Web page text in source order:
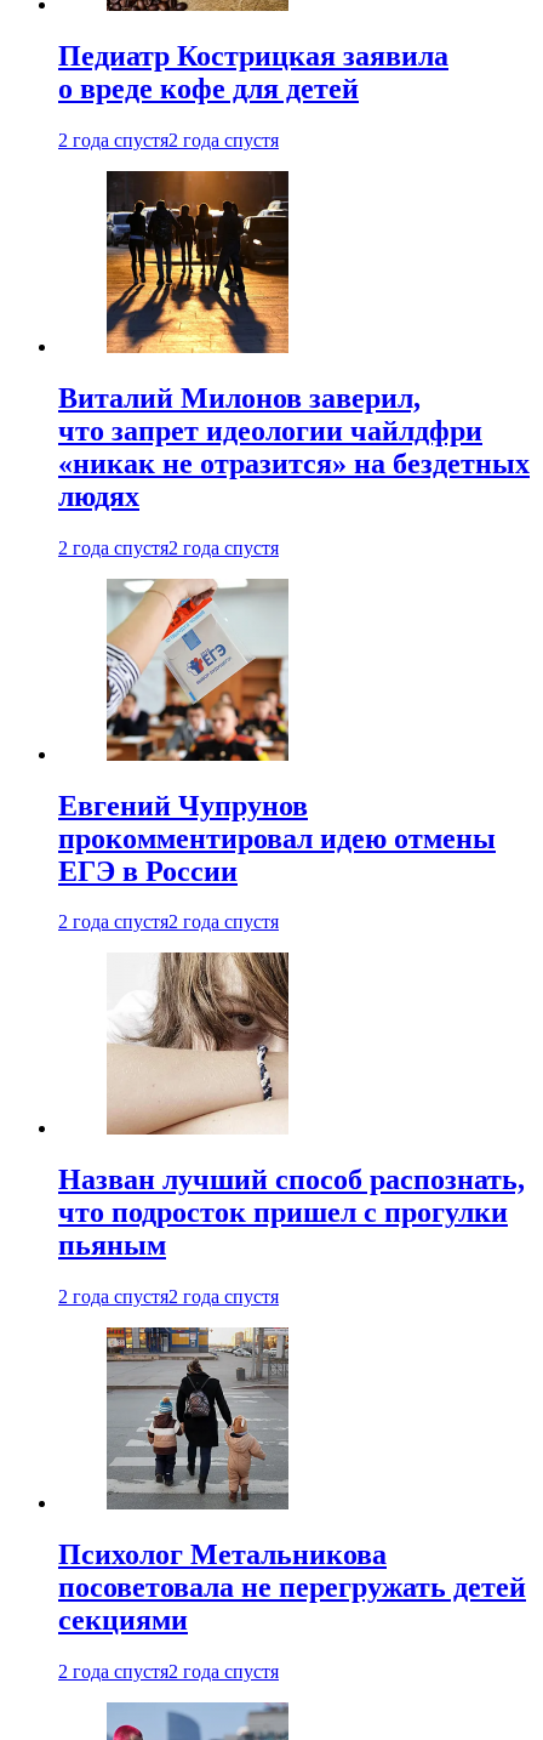
Педиатр Кострицкая заявила
о вреде кофе для детей
2 года спустя2 года спустя
Виталий Милонов заверил,
что запрет идеологии чайлдфри
«никак не отразится» на бездетных
людях
2 года спустя2 года спустя
Евгений Чупрунов
прокомментировал идею отмены
ЕГЭ в России
2 года спустя2 года спустя
Назван лучший способ распознать,
что подросток пришел с прогулки
пьяным
2 года спустя2 года спустя
Психолог Метальникова
посоветовала не перегружать детей
секциями
2 года спустя2 года спустя